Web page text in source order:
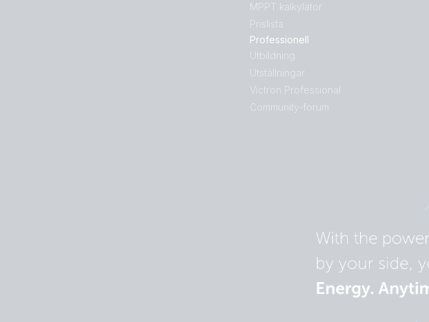
MPPT kalkylator
Prislista
Professionell
Utbildning
Utställningar
Victron Professional
Community-forum